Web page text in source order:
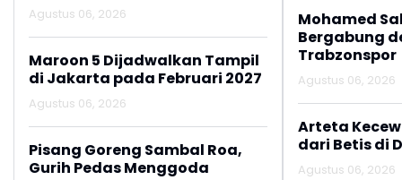
Agustus 06, 2026
Maroon 5 Dijadwalkan Tampil
di Jakarta pada Februari 2027
Agustus 06, 2026
Pisang Goreng Sambal Roa,
Gurih Pedas Menggoda
Mohamed
Bergabung
Trabzonspor
Agustus 06, 2026
Arteta
dari Betis di
Agustus 06, 2026